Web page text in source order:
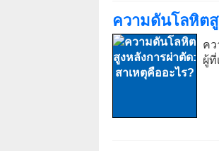
ความดันโลหิตสู
ค
ผู้ที่